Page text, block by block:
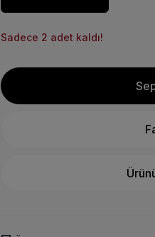
Sadece 2 adet kaldı!